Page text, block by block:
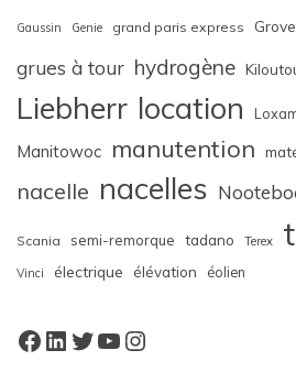
Gaussin Genie grand paris express Grove
grues à tour hydrogène
Liebherr location
Manitowoc manutention
nacelle nacelles
Scania semi-remorque tadano Terex
Vinci électrique élévation éolien
Facebook
LinkedIn
Twitter
YouTube
Instagram